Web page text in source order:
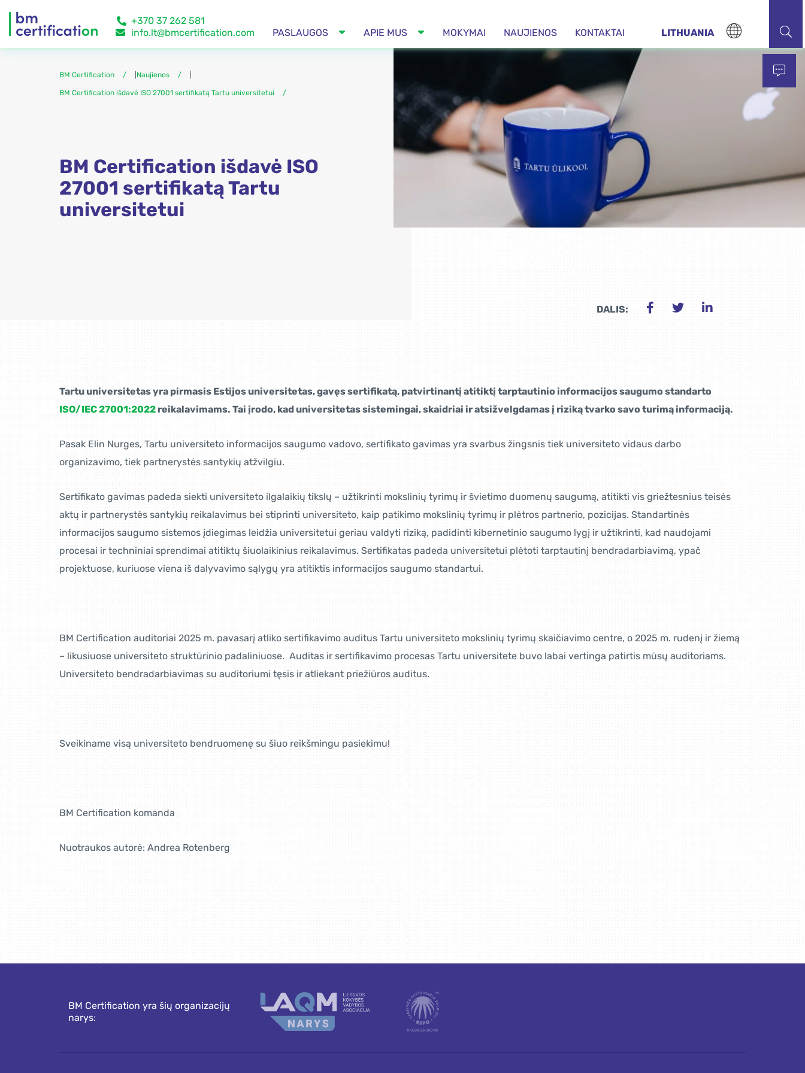
+370 37 262 581
info.lt@bmcertification.com
PASLAUGOS APIE MUS MOKYMAI NAUJIENOS KONTAKTAI LITHUANIA
BM Certification Naujienos
BM Certification išdavė ISO 27001 sertifikatą Tartu universitetui
BM Certification išdavė ISO
27001 sertifikatą Tartu
universitetui
DALIS:
Tartu universitetas yra pirmasis Estijos universitetas, gavęs sertifikatą, patvirtinantį atitiktį tarptautinio informacijos saugumo standarto
ISO/IEC 27001:2022 reikalavimams. Tai įrodo, kad universitetas sistemingai, skaidriai ir atsižvelgdamas į riziką tvarko savo turimą informaciją.
Pasak Elin Nurges, Tartu universiteto informacijos saugumo vadovo, sertifikato gavimas yra svarbus žingsnis tiek universiteto vidaus darbo
organizavimo, tiek partnerystės santykių atžvilgiu.
Sertifikato gavimas padeda siekti universiteto ilgalaikių tikslų – užtikrinti mokslinių tyrimų ir švietimo duomenų saugumą, atitikti vis griežtesnius teisės
aktų ir partnerystės santykių reikalavimus bei stiprinti universiteto, kaip patikimo mokslinių tyrimų ir plėtros partnerio, pozicijas. Standartinės
informacijos saugumo sistemos įdiegimas leidžia universitetui geriau valdyti riziką, padidinti kibernetinio saugumo lygį ir užtikrinti, kad naudojami
procesai ir techniniai sprendimai atitiktų šiuolaikinius reikalavimus. Sertifikatas padeda universitetui plėtoti tarptautinį bendradarbiavimą, ypač
projektuose, kuriuose viena iš dalyvavimo sąlygų yra atitiktis informacijos saugumo standartui.
BM Certification auditoriai 2025 m. pavasarį atliko sertifikavimo auditus Tartu universiteto mokslinių tyrimų skaičiavimo centre, o 2025 m. rudenį ir žiemą
– likusiuose universiteto struktūrinio padaliniuose. Auditas ir sertifikavimo procesas Tartu universitete buvo labai vertinga patirtis mūsų auditoriams.
Universiteto bendradarbiavimas su auditoriumi tęsis ir atliekant priežiūros auditus.
Sveikiname visą universiteto bendruomenę su šiuo reikšmingu pasiekimu!
BM Certification komanda
Nuotraukos autorė: Andrea Rotenberg
BM Certification yra šių organizacijų
narys: